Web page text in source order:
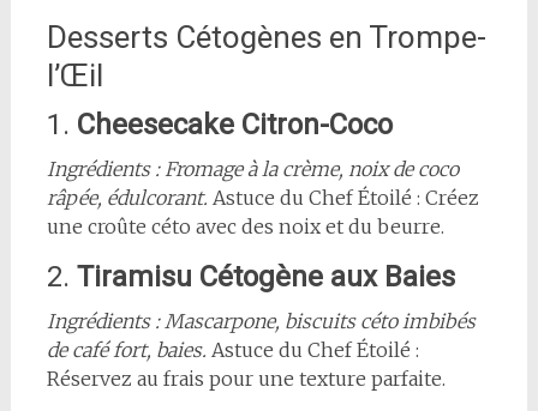
Desserts Cétogènes en Trompe-
l’Œil
1. Cheesecake Citron-Coco
Ingrédients : Fromage à la crème, noix de coco
râpée, édulcorant. Astuce du Chef Étoilé : Créez
une croûte céto avec des noix et du beurre.
2. Tiramisu Cétogène aux Baies
Ingrédients : Mascarpone, biscuits céto imbibés
de café fort, baies. Astuce du Chef Étoilé :
Réservez au frais pour une texture parfaite.